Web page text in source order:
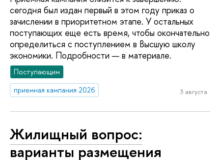
сегодня был издан первый в этом году приказ о
зачислении в приоритетном этапе. У остальных
поступающих еще есть время, чтобы окончательно
определиться с поступлением в Высшую школу
экономики. Подробности — в материале.
Поступающим
приемная кампания 2026
3 августа
Жилищный вопрос:
варианты размещения